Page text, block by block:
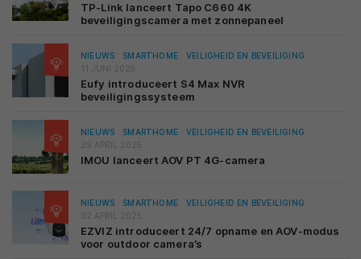
TP-Link lanceert Tapo C660 4K
beveiligingscamera met zonnepaneel
NIEUWS SMARTHOME
VEILIGHEID EN BEVEILIGING
11 JUNI 2025
Eufy introduceert S4 Max NVR
beveiligingssysteem
NIEUWS SMARTHOME
VEILIGHEID EN BEVEILIGING
29 APRIL 2025
IMOU lanceert AOV PT 4G-camera
NIEUWS SMARTHOME
VEILIGHEID EN BEVEILIGING
02 APRIL 2025
EZVIZ introduceert 24/7 opname en AOV-modus
voor outdoor camera’s